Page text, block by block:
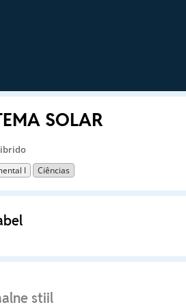
SOLAR
I Ciências
stiil